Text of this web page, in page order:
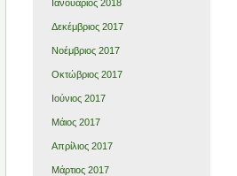
Ιανουάριος 2018
Δεκέμβριος 2017
Νοέμβριος 2017
Οκτώβριος 2017
Ιούνιος 2017
Μάιος 2017
Απρίλιος 2017
Μάρτιος 2017